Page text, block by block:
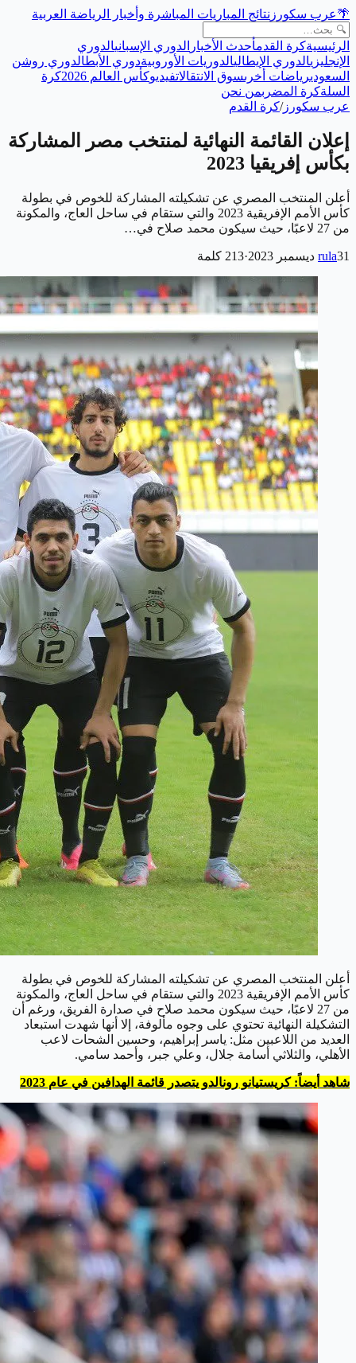
🌴عرب سكورز نتائج المباريات المباشرة وأخبار الرياضة العربية
الرئيسيةكرة القدمأحدث الأخبار الدوري الإسبانيالدوري
الإنجليزيالدوري الإيطاليالدوريات الأوروبيةدوري الأبطالدوري روشن
السعوديرياضات أخرىسوق الانتقالاتفيديوكأس العالم 2026
كرة
السلةكرة المضربمن نحن
عرب سكورز/كرة القدم
إعلان القائمة النهائية لمنتخب مصر المشاركة
بكأس إفريقيا 2023
أعلن المنتخب المصري عن تشكيلته المشاركة للخوص في بطولة
كأس الأمم الإفريقية 2023 والتي ستقام في ساحل العاج، والمكونة
من 27 لاعبًا، حيث سيكون محمد صلاح في…
rula31 ديسمبر 2023 ·
213 كلمة
أعلن المنتخب المصري عن تشكيلته المشاركة للخوص في بطولة
كأس الأمم الإفريقية 2023 والتي ستقام في ساحل العاج، والمكونة
من 27 لاعبًا، حيث سيكون محمد صلاح في صدارة الفريق، ورغم أن
التشكيلة النهائية تحتوي على وجوه مألوفة، إلا أنها شهدت استبعاد
العديد من اللاعبين مثل: ياسر إبراهيم، وحسين الشحات لاعب
الأهلي، والثلاثي أسامة جلال، وعلي جبر، وأحمد سامي.
شاهد أيضاً: كريستيانو رونالدو يتصدر قائمة الهدافين في عام 2023